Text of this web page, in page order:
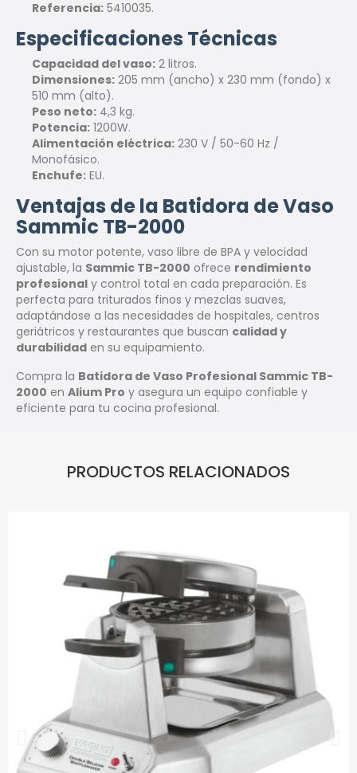
Referencia: 5410035.
Especificaciones Técnicas
Capacidad del vaso: 2 litros.
Dimensiones: 205 mm (ancho) x 230 mm (fondo) x
510 mm (alto).
Peso neto: 4,3 kg.
Potencia: 1200W.
Alimentación eléctrica: 230 V / 50-60 Hz /
Monofásico.
Enchufe: EU.
Ventajas de la Batidora de Vaso
Sammic TB-2000
Con su motor potente, vaso libre de BPA y velocidad
ajustable, la Sammic TB-2000 ofrece rendimiento
profesional y control total en cada preparación. Es
perfecta para triturados finos y mezclas suaves,
adaptándose a las necesidades de hospitales, centros
geriátricos y restaurantes que buscan calidad y
durabilidad en su equipamiento.
Compra la Batidora de Vaso Profesional Sammic TB-
2000 en Alium Pro y asegura un equipo confiable y
eficiente para tu cocina profesional.
PRODUCTOS RELACIONADOS